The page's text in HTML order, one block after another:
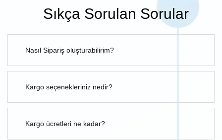
Sıkça Sorulan Sorular
Nasıl Sipariş oluşturabilirim?
Kargo seçenekleriniz nedir?
Kargo ücretleri ne kadar?